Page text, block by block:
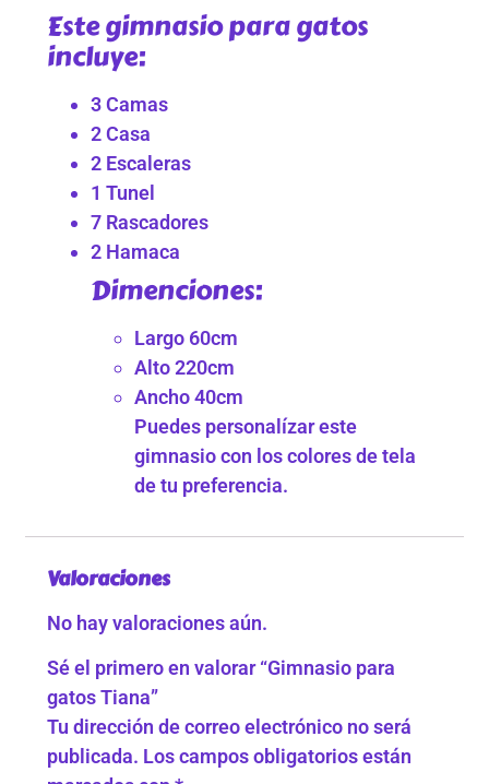
Este gimnasio para gatos
incluye:
3 Camas
2 Casa
2 Escaleras
1 Tunel
7 Rascadores
2 Hamaca
Dimenciones:
Largo 60cm
Alto 220cm
Ancho 40cm
Puedes personalízar este
gimnasio con los colores de tela
de tu preferencia.
Valoraciones
No hay valoraciones aún.
Sé el primero en valorar “Gimnasio para
gatos Tiana”
Tu dirección de correo electrónico no será
publicada. Los campos obligatorios están